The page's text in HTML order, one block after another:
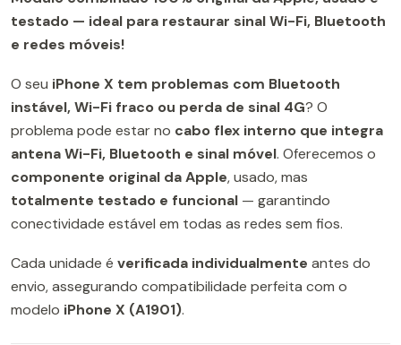
testado — ideal para restaurar sinal Wi-Fi, Bluetooth
e redes móveis!
O seu iPhone X tem problemas com Bluetooth
instável, Wi-Fi fraco ou perda de sinal 4G? O
problema pode estar no cabo flex interno que integra
antena Wi-Fi, Bluetooth e sinal móvel. Oferecemos o
componente original da Apple, usado, mas
totalmente testado e funcional — garantindo
conectividade estável em todas as redes sem fios.
Cada unidade é verificada individualmente antes do
envio, assegurando compatibilidade perfeita com o
modelo iPhone X (A1901).